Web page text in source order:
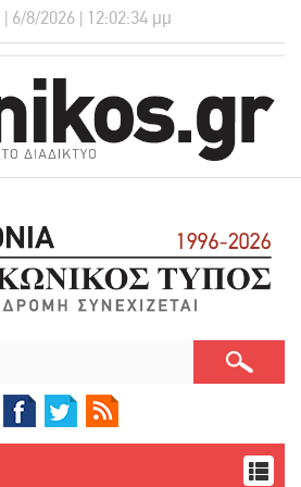
| 6/8/2026 | 12:02:34 μμ